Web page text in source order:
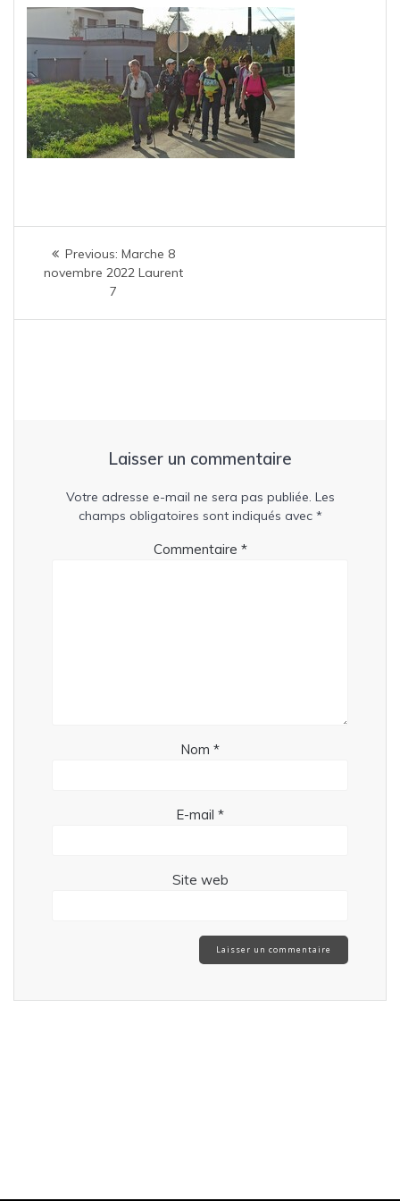
Navigation
l’article
Previous: Previous
post:
Marche 8
novembre 2022 Laurent
7
Laisser un commentaire
Votre adresse e-mail ne sera pas publiée. Les
champs obligatoires sont indiqués avec *
Commentaire *
Nom *
E-mail *
Site web